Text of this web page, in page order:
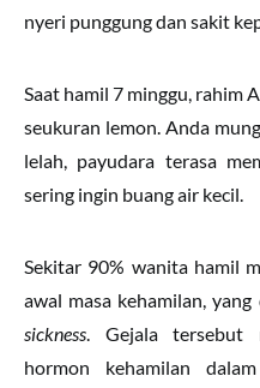
nyeri punggung dan sakit
Saat hamil 7 minggu, rahim
seukuran lemon. Anda
lelah, payudara terasa
sering ingin buang air kecil.
Sekitar 90% wanita hamil
awal masa kehamilan,
sickness. Gejala tersebut
hormon kehamilan